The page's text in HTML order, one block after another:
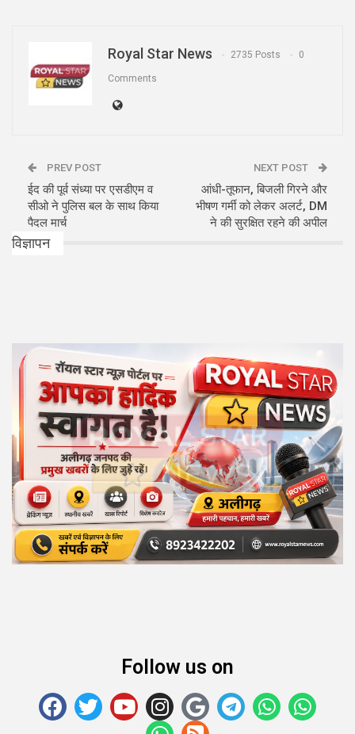
Royal Star News 2735 Posts 0
Comments
PREV POST
ईद की पूर्व संध्या पर एसडीएम व
सीओ ने पुलिस बल के साथ किया
पैदल मार्च
NEXT POST
आंधी-तूफान, बिजली गिरने और
भीषण गर्मी को लेकर अलर्ट, DM
ने की सुरक्षित रहने की अपील
विज्ञापन
Follow us on